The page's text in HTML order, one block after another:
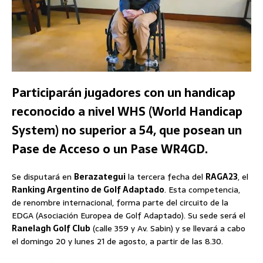
Participarán jugadores con un handicap
reconocido a nivel WHS (World Handicap
System) no superior a 54, que posean un
Pase de Acceso o un Pase WR4GD.
Se disputará en Berazateguila tercera fecha del RAGA23, el
Ranking Argentino de Golf Adaptado. Esta competencia,
de renombre internacional, forma parte del circuito de la
EDGA (Asociación Europea de Golf Adaptado). Su sede será el
Ranelagh Golf Club (calle 359 y Av. Sabin) y se llevará a cabo
el domingo 20 y lunes 21 de agosto, a partir de las 8.30.